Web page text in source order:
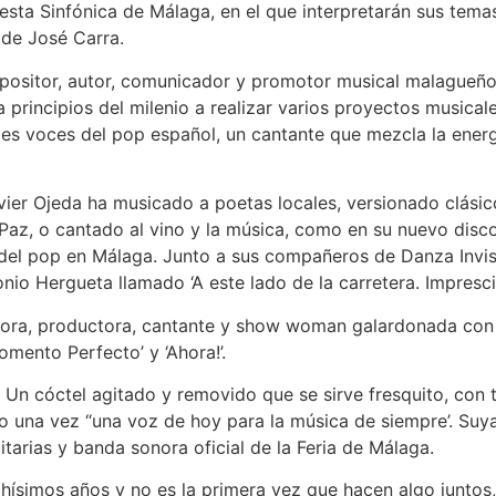
Sinfónica de Málaga, en el que interpretarán sus
José Carra.
autor, comunicador y promotor musical
principios del milenio a realizar varios proyectos
voces del pop español, un cantante que mezcla la
Ojeda ha musicado a poetas locales, versionado
o cantado al vino y la música, como en su nuevo disco
pop en Málaga. Junto a sus compañeros de Danza
Hergueta llamado ‘A este lado de la carretera.
productora, cantante y show woman galardonada
Perfecto’ y ‘Ahora!’.
cóctel agitado y removido que se sirve fresquito, con
vez “una voz de hoy para la música de siempre’.
y banda sonora oficial de la Feria de Málaga.
años y no es la primera vez que hacen algo